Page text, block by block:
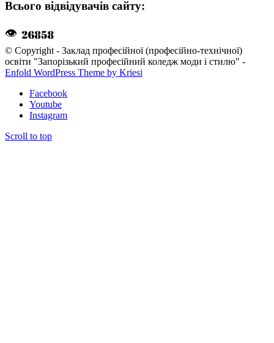
Всього відвідувачів сайту:
👁
© Copyright - Заклад професійної (професійно-технічної)
освіти "Запорізький професійний коледж моди і стилю" -
Enfold WordPress Theme by Kriesi
Facebook
Youtube
Instagram
Scroll to top